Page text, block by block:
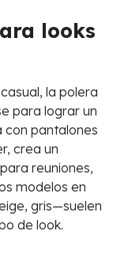
looks
la polera
para lograr un
con pantalones
crea un
reuniones,
modelos en
gris—suelen
de look.